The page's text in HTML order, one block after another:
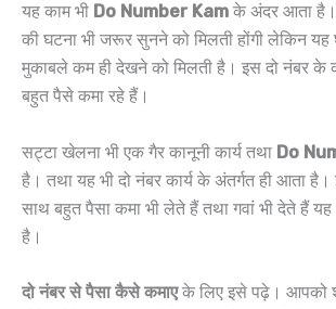
यह काम भी Do Number Kam के अंदर आता है।
की घटना भी जरूर सुनने को मिलती होंगी लेकिन
मुकाबले कम ही देखने को मिलती है। इस दो नंबर के
बहुत पैसे कमा रहे हैं।
सट्टा खेलना भी एक गैर कानूनी कार्य तथा Do
है। तथा यह भी दो नंबर कार्य के अंतर्गत ही आता
साथ बहुत पैसा कमा भी लेते हैं तथा गवां भी देते हैं यह
है।
दो नंबर से पैसा कैसे कमाएके लिए इसे पढ़े। आपको